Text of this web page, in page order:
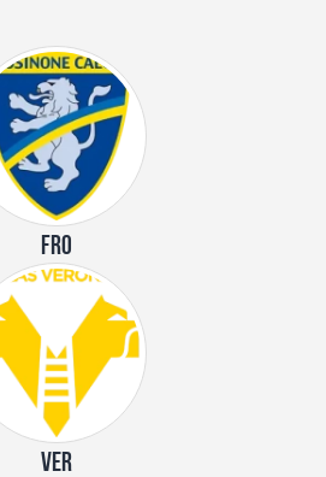
FRO
VER